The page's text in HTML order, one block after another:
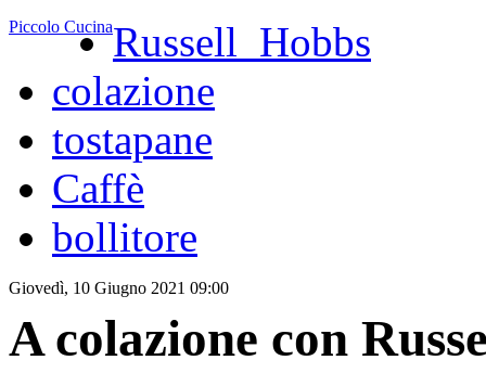
Piccolo CucinaRussell_Hobbs
colazione
tostapane
Caffè
bollitore
Giovedì, 10 Giugno 2021 09:00
A colazione con